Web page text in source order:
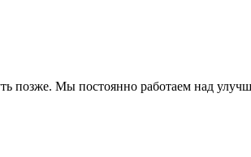
позже. Мы постоянно работаем над